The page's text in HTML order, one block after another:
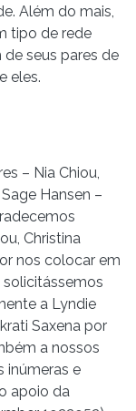
Além do mais,
tipo de rede
de seus pares de
eles.
– Nia Chiou,
Hansen –
Christina
nos colocar em
a Lyndie
Saxena por
a nossos
inúmeras e
apoio da